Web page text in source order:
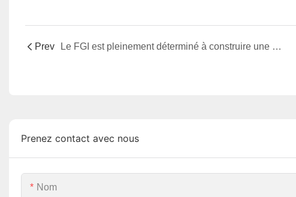
Prev Le FGI est pleinement déterminé à construire une nouvelle chaîne d'approvisionnement énergétique propre et de haute qualité
Prenez contact avec nous
Nom